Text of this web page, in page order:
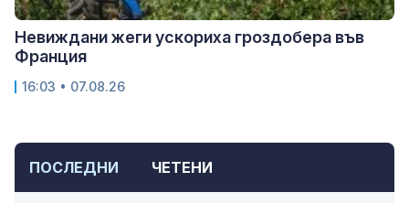
ПОСЛЕДНИ ЧЕТЕНИ
Невиждани жеги ускориха гроздобера във
Франция
16:03 • 07.08.26